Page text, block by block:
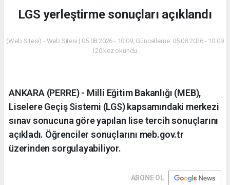
LGS yerleştirme sonuçları açıklandı
(Web Sitesi) - Web Sitesi | 05.08.2026 - 10:09, Güncelleme: 05.08.2026 - 10:09
120 kez okundu.
ANKARA (PERRE) - Milli Eğitim Bakanlığı (MEB),
Liselere Geçiş Sistemi (LGS) kapsamındaki merkezi
sınav sonucuna göre yapılan lise tercih sonuçlarını
açıkladı. Öğrenciler sonuçlarını meb.gov.tr
üzerinden sorgulayabiliyor.
ABONE OL